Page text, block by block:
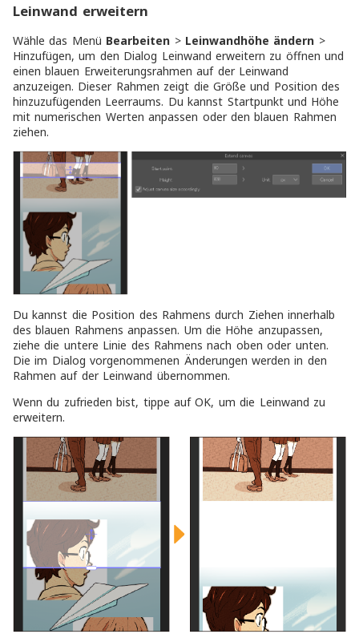
Leinwand erweitern
Wähle das Menü Bearbeiten > Leinwandhöhe ändern >
Hinzufügen, um den Dialog Leinwand erweitern zu öffnen und
einen blauen Erweiterungsrahmen auf der Leinwand
anzuzeigen. Dieser Rahmen zeigt die Größe und Position des
hinzuzufügenden Leerraums. Du kannst Startpunktund Höhe
mit numerischen Werten anpassen oder den blauen Rahmen
ziehen.
Du kannst die Position des Rahmens durch Ziehen innerhalb
des blauen Rahmens anpassen. Um die Höhe anzupassen,
ziehe die untere Linie des Rahmens nach oben oder unten.
Die im Dialog vorgenommenen Änderungen werden in den
Rahmen auf der Leinwand übernommen.
Wenn du zufrieden bist, tippe auf OK, um die Leinwand zu
erweitern.